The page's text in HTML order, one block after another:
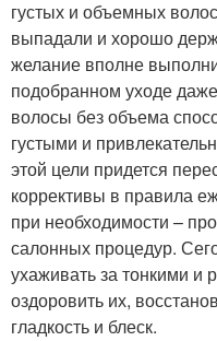
густых и объемных
выпадали и хорошо
желание вполне
подобранном уходе
волосы без объема
густыми и
этой цели придется
коррективы в правила
при необходимости –
салонных процедур.
ухаживать за тонкими и
оздоровить их,
гладкость и блеск.